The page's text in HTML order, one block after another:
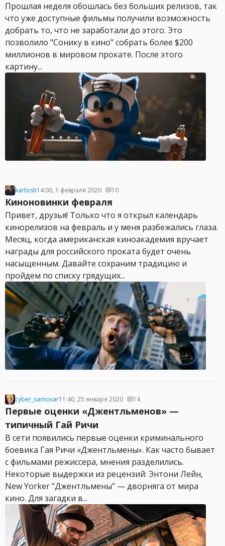
Прошлая неделя обошлась без больших релизов, так
что уже доступные фильмы получили возможность
добрать то, что не заработали до этого. Это
позволило "Сонику в кино" собрать более $200
миллионов в мировом прокате. После этого
картину...
kartosh14:00, 1 февраля 2020 10
Киноновинки февраля
Привет, друзья! Только что я открыл календарь
кинорелизов на февраль и у меня разбежались глаза.
Месяц, когда американская киноакадемия вручает
награды для российского проката будет очень
насыщенным. Давайте сохраним традицию и
пройдем по списку грядущих...
cyber_samovar11:40, 25 января 2020 14
Первые оценки «Джентльменов» —
типичный Гай Ричи
В сети появились первые оценки криминального
боевика Гая Ричи «Джентльмены». Как часто бывает
с фильмами режиссера, мнения разделились.
Некоторые выдержки из рецензий: Энтони Лейн,
New Yorker "Джентльмены" — дворняга от мира
кино. Для загадки в...